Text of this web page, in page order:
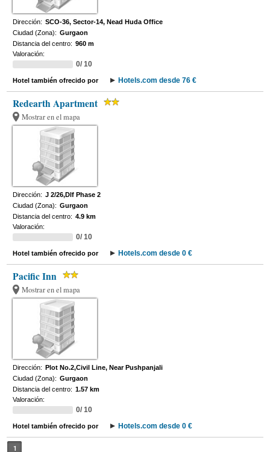
Dirección: SCO-36, Sector-14, Nead Huda Office
Ciudad (Zona): Gurgaon
Distancia del centro: 960 m
Valoración:
0/ 10
Hotel también ofrecido por Hotels.com desde 76 €
Redearth Apartment
Mostrar en el mapa
Dirección: J 2/26,Dlf Phase 2
Ciudad (Zona): Gurgaon
Distancia del centro: 4.9 km
Valoración:
0/ 10
Hotel también ofrecido por Hotels.com desde 0 €
Pacific Inn
Mostrar en el mapa
Dirección: Plot No.2,Civil Line, Near Pushpanjali
Ciudad (Zona): Gurgaon
Distancia del centro: 1.57 km
Valoración:
0/ 10
Hotel también ofrecido por Hotels.com desde 0 €
1